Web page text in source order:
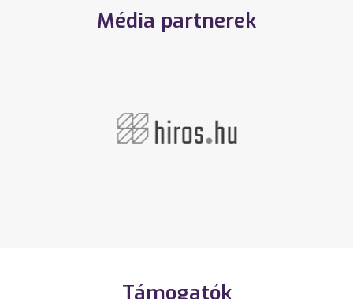
Média partnerek
Támogatók